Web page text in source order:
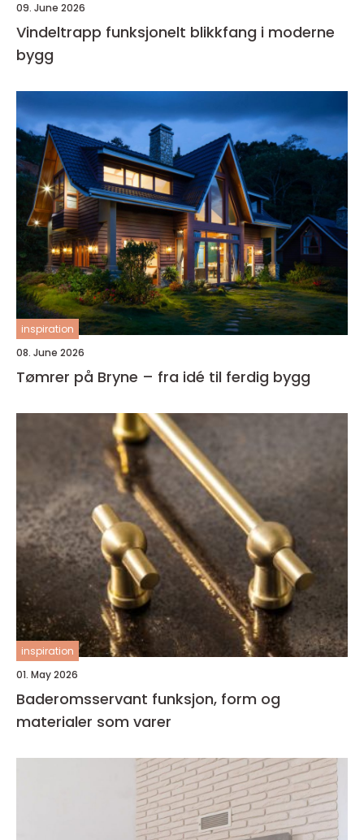
09. June 2026
Vindeltrapp funksjonelt blikkfang i moderne
bygg
inspiration
08. June 2026
Tømrer på Bryne – fra idé til ferdig bygg
inspiration
01. May 2026
Baderomsservant funksjon, form og
materialer som varer